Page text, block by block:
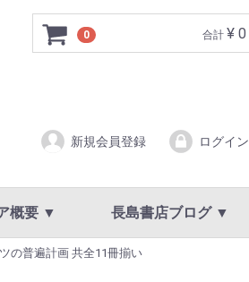
0 合計 ¥ 0
新規会員登録 ログイン
概要 ▼
ーポリシー
長島書店ブログ ▼
新着情報・お知らせ
の普遍計画 共全11冊揃い